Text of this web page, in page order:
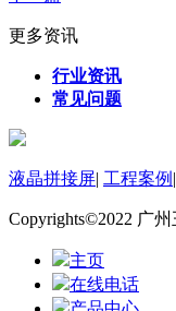
更多资讯
行业资讯
常见问题
液晶拼接屏| 工程案例 |
Copyrights©2022 广
主页
在线电话